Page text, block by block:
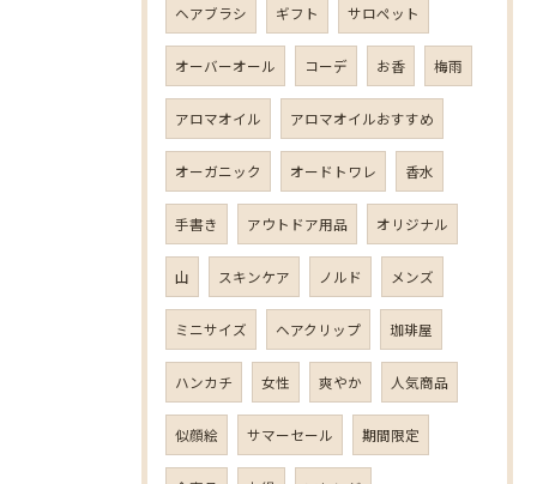
ヘアブラシ ギフト サロペット
オーバーオール コーデ お香 梅雨
アロマオイル アロマオイルおすすめ
オーガニック オードトワレ 香水
手書き アウトドア用品 オリジナル
山 スキンケア ノルド メンズ
ミニサイズ ヘアクリップ 珈琲屋
ハンカチ 女性 爽やか 人気商品
似顔絵 サマーセール 期間限定